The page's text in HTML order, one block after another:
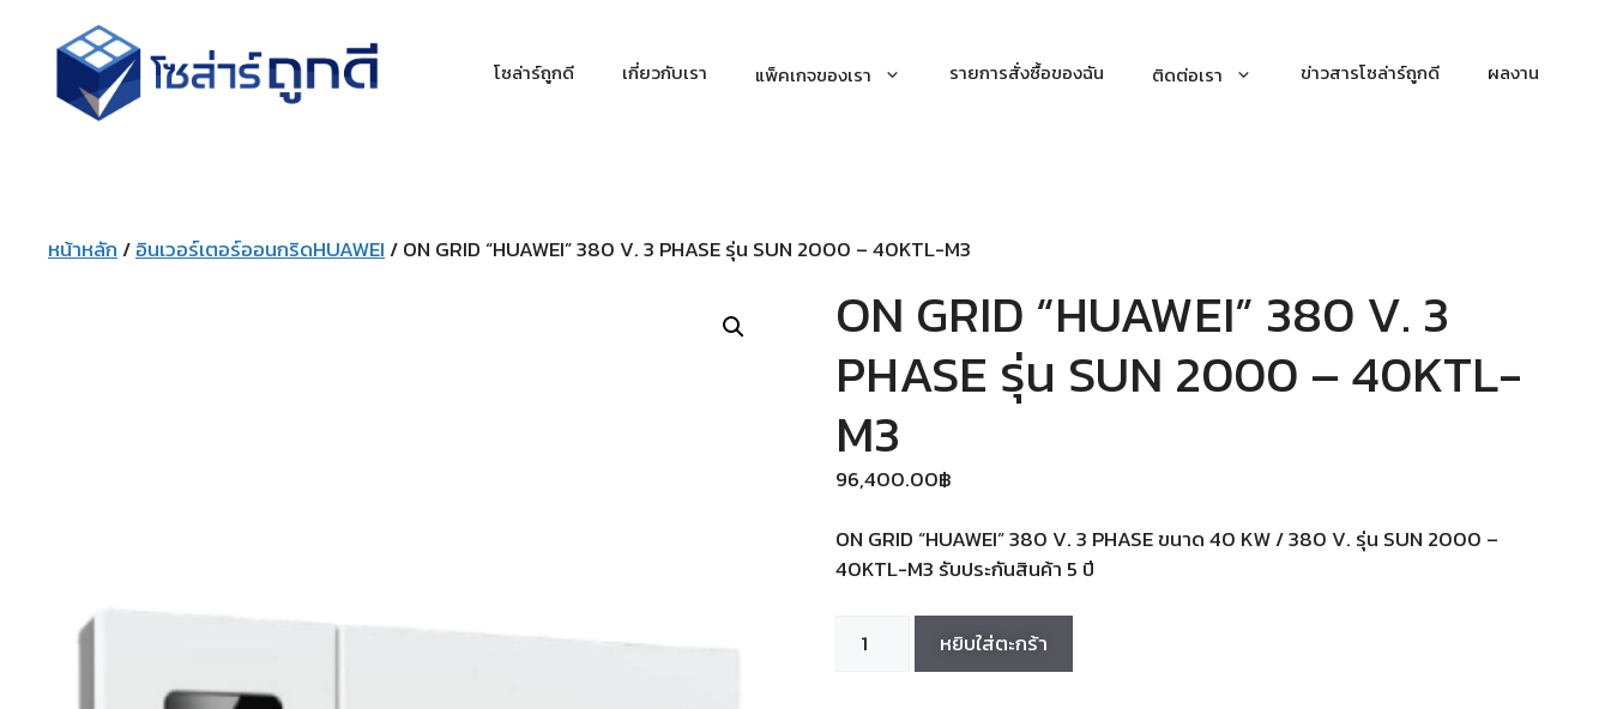
โซล่าร์ถูกดี เกี่ยวกับเรา แพ็คเกจของเรา รายการสั่งซื้อของฉัน ติดต่อเรา ข่าวสารโซล่าร์ถูกดี ผลงาน
หน้าหลัก /อินเวอร์เตอร์ออนกริดHUAWEI / ON GRID “HUAWEI” 380 V. 3 PHASE รุ่น SUN 2000 – 40KTL-M3
ON GRID “HUAWEI” 380 V. 3
PHASE รุ่น SUN 2000 – 40KTL-
M3
96,400.00฿
ON GRID “HUAWEI” 380 V. 3 PHASE ขนาด 40 KW / 380 V. รุ่น SUN 2000 –
40KTL-M3 รับประกันสินค้า 5 ปี
หยิบใส่ตะกร้า